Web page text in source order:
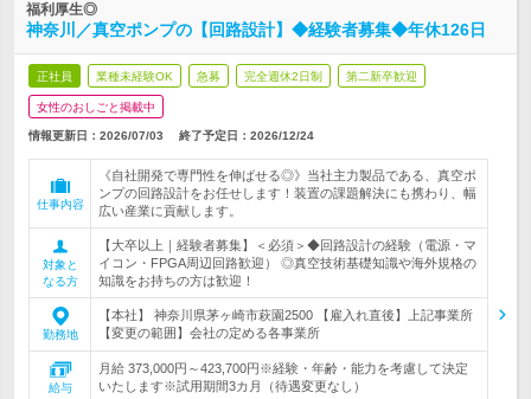
福利厚生◎
神奈川／真空ポンプの【回路設計】◆経験者募集◆年休126日
正社員 業種未経験OK 急募 完全週休2日制 第二新卒歓迎
女性のおしごと掲載中
情報更新日：2026/07/03 終了予定日： 2026/12/24
仕事内容
《自社開発で専門性を伸ばせる◎》当社主力製品である、真空ポ
ンプの回路設計をお任せします！装置の課題解決にも携わり、幅
広い産業に貢献します。
対象と
なる方
【大卒以上｜経験者募集】＜必須＞◆回路設計の経験（電源・マ
イコン・FPGA周辺回路歓迎） ◎真空技術基礎知識や海外規格の
知識をお持ちの方は歓迎！
勤務地
【本社】 神奈川県茅ヶ崎市萩園2500 【雇入れ直後】上記事業所
【変更の範囲】会社の定める各事業所
給与
月給 373,000円～423,700円※経験・年齢・能力を考慮して決定
いたします※試用期間3カ月（待遇変更なし）